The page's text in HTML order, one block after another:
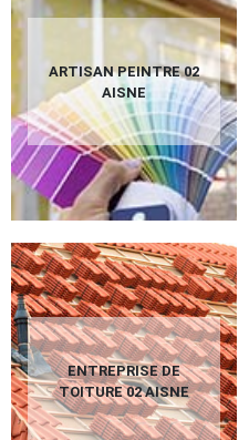
ARTISAN PEINTRE 02
AISNE
ENTREPRISE DE
TOITURE 02 AISNE